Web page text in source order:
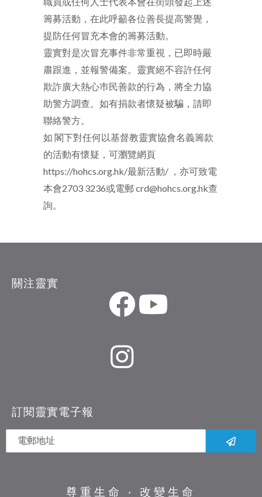
籌募活動，在此呼籲各位善長提高警覺，
提防任何冒充本會的籌募活動。
靈實對是次冒充事件非常重視，已即時嚴
肅跟進，並報警備案。靈實絕不容許任何
欺詐廣大熱心巿民善款的行為，將全力協
助警方調查。如有捐款者懷疑被騙，請即
聯絡警方。
如 閣下對任何以基督教靈實協會名義籌款
的活動有懷疑，可瀏覽網頁
https://hohcs.org.hk/最新活動/ ，亦可致電
本會2703 3236或電郵 crd@hohcs.org.hk查
詢。
關注靈實
訂閱靈實電子報
尊重生命 ‧ 改變生命